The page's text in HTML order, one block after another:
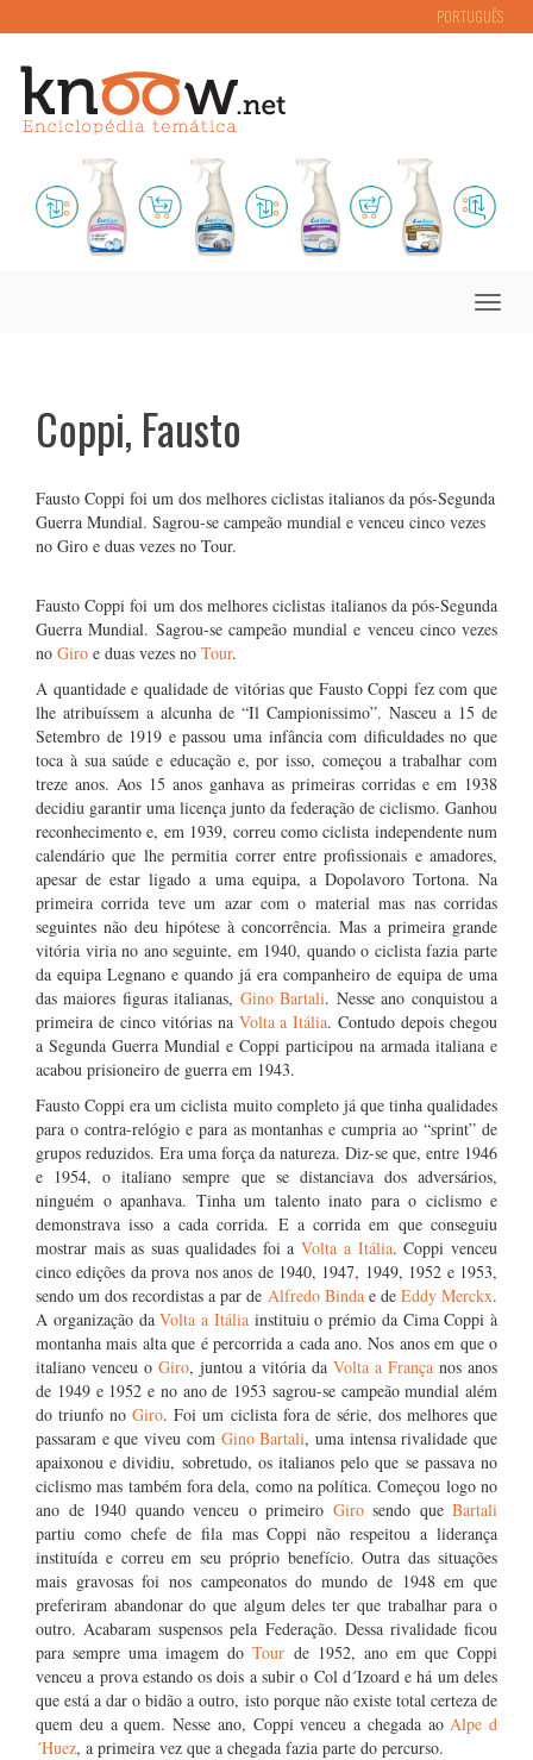
PORTUGUÊS
Toggle
Coppi, Fausto
Fausto Coppi foi um dos melhores ciclistas italianos da pós-Segunda
Guerra Mundial. Sagrou-se campeão mundial e venceu cinco vezes
no Giro e duas vezes no Tour.
Fausto Coppi foi um dos melhores ciclistas italianos da pós-Segunda
Guerra Mundial. Sagrou-se campeão mundial e venceu cinco vezes
no Giro e duas vezes no Tour.
A quantidade e qualidade de vitórias que Fausto Coppi fez com que
lhe atribuíssem a alcunha de “Il Campionissimo”. Nasceu a 15 de
Setembro de 1919 e passou uma infância com dificuldades no que
toca à sua saúde e educação e, por isso, começou a trabalhar com
treze anos. Aos 15 anos ganhava as primeiras corridas e em 1938
decidiu garantir uma licença junto da federação de ciclismo. Ganhou
reconhecimento e, em 1939, correu como ciclista independente num
calendário que lhe permitia correr entre profissionais e amadores,
apesar de estar ligado a uma equipa, a Dopolavoro Tortona. Na
primeira corrida teve um azar com o material mas nas corridas
seguintes não deu hipótese à concorrência. Mas a primeira grande
vitória viria no ano seguinte, em 1940, quando o ciclista fazia parte
da equipa Legnano e quando já era companheiro de equipa de uma
das maiores figuras italianas, Gino Bartali. Nesse ano conquistou a
primeira de cinco vitórias na Volta a Itália. Contudo depois chegou
a Segunda Guerra Mundial e Coppi participou na armada italiana e
acabou prisioneiro de guerra em 1943.
Fausto Coppi era um ciclista muito completo já que tinha qualidades
para o contra-relógio e para as montanhas e cumpria ao “sprint” de
grupos reduzidos. Era uma força da natureza. Diz-se que, entre 1946
e 1954, o italiano sempre que se distanciava dos adversários,
ninguém o apanhava. Tinha um talento inato para o ciclismo e
demonstrava isso a cada corrida. E a corrida em que conseguiu
mostrar mais as suas qualidades foi aVolta a Itália. Coppi venceu
cinco edições da prova nos anos de 1940, 1947, 1949, 1952 e 1953,
sendo um dos recordistas a par de Alfredo Bindae de Eddy Merckx.
A organização daVolta a Itáliainstituiu o prémio da Cima Coppi à
montanha mais alta que é percorrida a cada ano. Nos anos em que o
italiano venceu o Giro, juntou a vitória da Volta a França nos anos
de 1949 e 1952 e no ano de 1953 sagrou-se campeão mundial além
do triunfo noGiro. Foi um ciclista fora de série, dos melhores que
passaram e que viveu com Gino Bartali, uma intensa rivalidade que
apaixonou e dividiu, sobretudo, os italianos pelo que se passava no
ciclismo mas também fora dela, como na política. Começou logo no
ano de 1940 quando venceu o primeiro Girosendo que Bartali
partiu como chefe de fila mas Coppi não respeitou a liderança
instituída e correu em seu próprio benefício. Outra das situações
mais gravosas foi nos campeonatos do mundo de 1948 em que
preferiram abandonar do que algum deles ter que trabalhar para o
outro. Acabaram suspensos pela Federação. Dessa rivalidade ficou
para sempre uma imagem doTour de 1952, ano em que Coppi
venceu a prova estando os dois a subir o Col d´Izoard e há um deles
que está a dar o bidão a outro, isto porque não existe total certeza de
quem deu a quem. Nesse ano, Coppi venceu a chegada aoAlpe d
´Huez, a primeira vez que a chegada fazia parte do percurso.